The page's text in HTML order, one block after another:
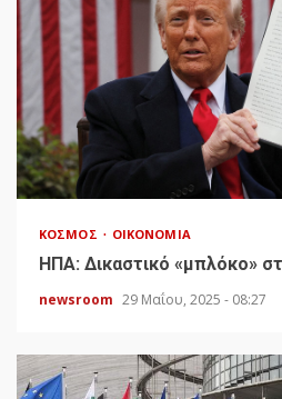
ΚΌΣΜΟΣ ΟΙΚΟΝΟΜΊΑ
HΠΑ: Δικαστικό «μπλόκο»
newsroom 29 Μαΐου, 2025 - 08:27